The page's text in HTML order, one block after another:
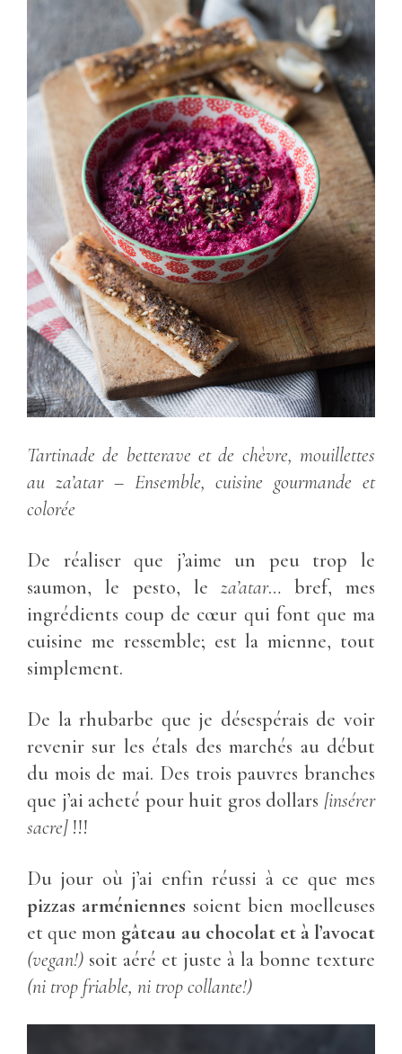
Tartinade de betterave et de chèvre, mouillettes
au za’atar – Ensemble, cuisine gourmande et
colorée
De réaliser que j’aime un peu trop le
saumon, le pesto, leza’atar… bref, mes
ingrédients coup de cœur qui font que ma
cuisine me ressemble; est la mienne, tout
simplement.
De la rhubarbe que je désespérais de voir
revenir sur les étals des marchés au début
du mois de mai. Des trois pauvres branches
que j’ai acheté pour huit gros dollars [insérer
sacre] !!!
Du jour où j’ai enfin réussi à ce que mes
pizzas arméniennes soient bien moelleuses
et que mon gâteau au chocolat et à l’avocat
(vegan!) soit aéré et juste à la bonne texture
(ni trop friable, ni trop collante!)